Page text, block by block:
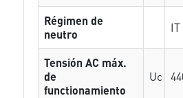
Régimen de
neutro
IT
Tensión AC máx.
de
functionamiento
Uc